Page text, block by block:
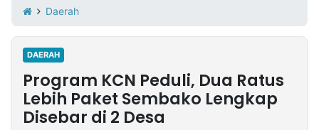
Iklan
Berita
Kami
Nasional
International
Olahraga
Entertainment
Daerah
Pariwisata
Kuliner
Kolom
Daerah
DAERAH
Program KCN Peduli, Dua Ratus
Lebih Paket Sembako Lengkap
Disebar di 2 Desa